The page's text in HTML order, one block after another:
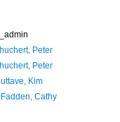
Peter
Peter
Kim
Cathy